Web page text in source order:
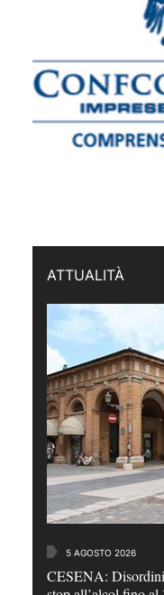
ATTUALITÀ
5 AGOSTO 2026
CESENA: